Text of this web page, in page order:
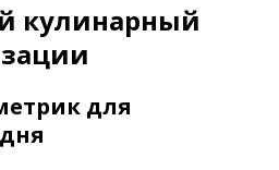
кулинарный
для